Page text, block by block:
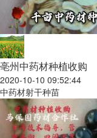
亳州中药材种植收购
2020-10-10 09:52:44
中药材射干种苗